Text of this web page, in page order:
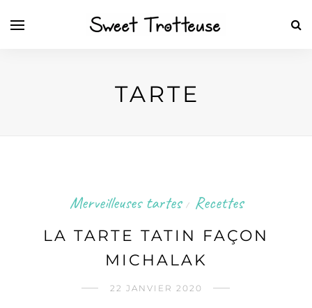
TARTE
Merveilleuses tartes / Recettes
LA TARTE TATIN FAÇON
MICHALAK
22 JANVIER 2020